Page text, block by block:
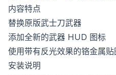
内容特点
替换原版武士刀武器
添加全新的武器 HUD 图标
使用带有反光效果的铬金属贴
安装说明